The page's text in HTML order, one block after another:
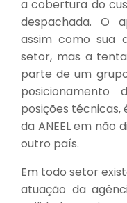
a cobertura do
despachada. O
assim como sua
setor, mas a
parte de um
posições técnicas,
da ANEEL em não
outro país.
Em todo setor
atuação da